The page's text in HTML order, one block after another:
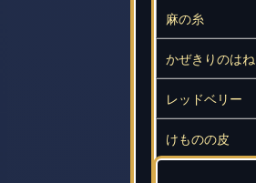
麻の糸
かぜきりのはね
レッドベリー
けものの皮